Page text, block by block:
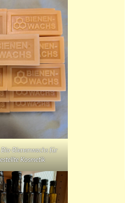
Bienenwachs für
Kosmetik